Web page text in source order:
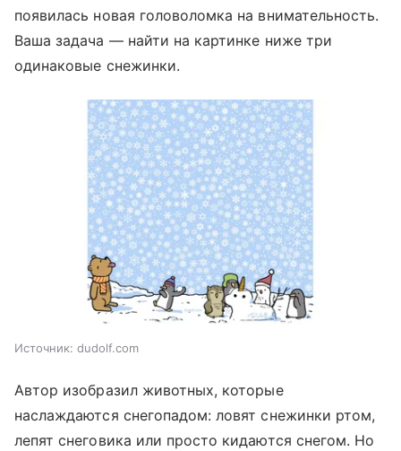
появилась новая головоломка на внимательность.
Ваша задача — найти на картинке ниже три
одинаковые снежинки.
Источник: dudolf.com
Автор изобразил животных, которые
наслаждаются снегопадом: ловят снежинки ртом,
лепят снеговика или просто кидаются снегом. Но